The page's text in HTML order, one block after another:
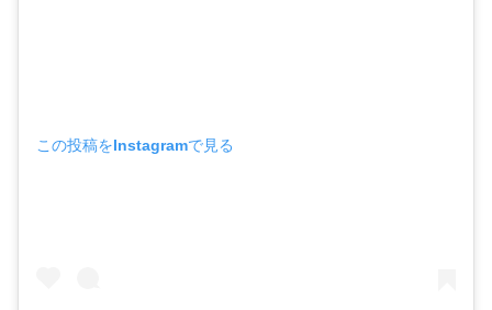
この投稿をInstagramで見る